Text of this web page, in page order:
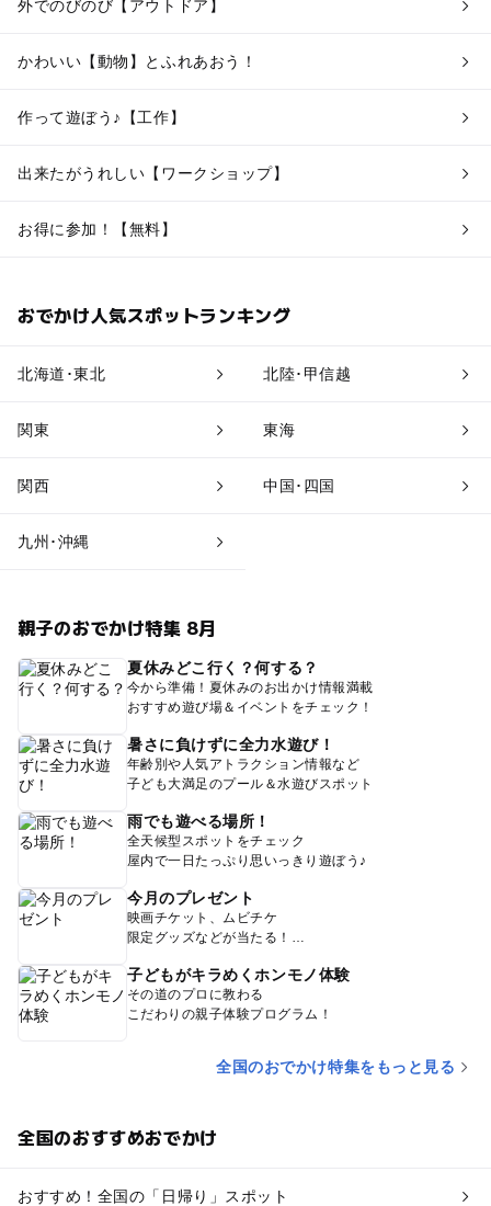
外でのびのび【アウトドア】
かわいい【動物】とふれあおう！
作って遊ぼう♪【工作】
出来たがうれしい【ワークショップ】
お得に参加！【無料】
おでかけ人気スポットランキング
北海道･東北 北陸･甲信越
関東 東海
関西 中国･四国
九州･沖縄
親子のおでかけ特集 8月
夏休みどこ行く？何する？
今から準備！夏休みのお出かけ情報満載
おすすめ遊び場＆イベントをチェック！
暑さに負けずに全力水遊び！
年齢別や人気アトラクション情報など
子ども大満足のプール＆水遊びスポット
雨でも遊べる場所！
全天候型スポットをチェック
屋内で一日たっぷり思いっきり遊ぼう♪
今月のプレゼント
映画チケット、ムビチケ
限定グッズなどが当たる！
子どもがキラめくホンモノ体験
その道のプロに教わる
こだわりの親子体験プログラム！
全国のおでかけ特集をもっと見る
全国のおすすめおでかけ
おすすめ！全国の「日帰り」スポット